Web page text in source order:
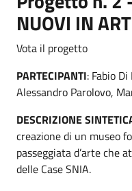
NUOVI IN
Vota il progetto
PARTECIPANTI: Fabio
Alessandro Parolovo,
DESCRIZIONE
creazione di un museo
passeggiata d’arte che
delle Case SNIA.